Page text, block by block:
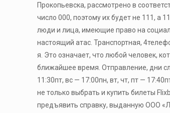
Прокопьевска, рассмотрено в
число 000, поэтому их будет не 111, а
люди и лица, имеющие право на
настоящий атас. Транспортная,
я. Это означает, что любой человек,
ближайшее время. Отправление, дни
11:30пт, вс — 17:00пн, вт, чт, пт —
не только выбрать и купить билеты
предъявить справку, выданную ООО